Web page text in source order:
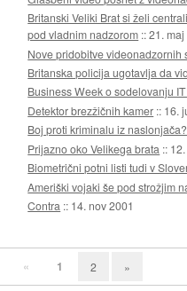
Britanski Veliki Brat si želi
pod vladnim nadzorom ::21.
Nove pridobitve videonadzornih
Britanska policija ugotavlja da
Business Week o sodelovanju
Detektor brezžičnih kamer :: 16.
Boj proti kriminalu iz naslonjača?
Prijazno oko Velikega brata ::
Biometrični potni listi tudi v
Ameriški vojaki še pod strožjim
Contra :: 14. nov 2001
« 1 2 »